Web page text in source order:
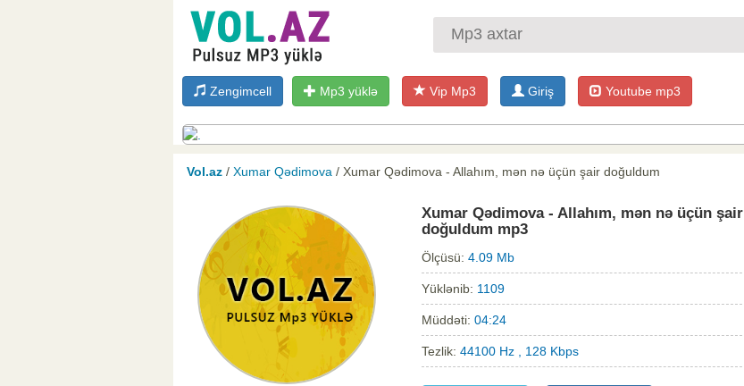
Zengimcell Mp3 yüklə Vip Mp3 Giriş Youtube mp3
Vol.az / Xumar Qədimova / Xumar Qədimova - Allahım, mən nə üçün şair doğuldum
Xumar Qədimova - Allahım, mən nə üçün şair
doğuldum mp3
Ölçüsü: 4.09 Mb
Yüklənib: 1109
Müddəti: 04:24
Tezlik: 44100 Hz , 128 Kbps